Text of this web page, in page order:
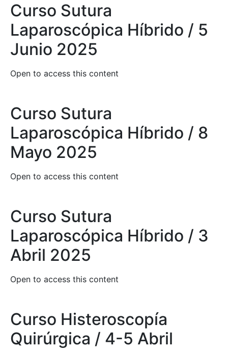
Curso Sutura
Laparoscópica Híbrido / 5
Junio 2025
Open to access this content
Curso Sutura
Laparoscópica Híbrido / 8
Mayo 2025
Open to access this content
Curso Sutura
Laparoscópica Híbrido / 3
Abril 2025
Open to access this content
Curso Histeroscopía
Quirúrgica / 4-5 Abril